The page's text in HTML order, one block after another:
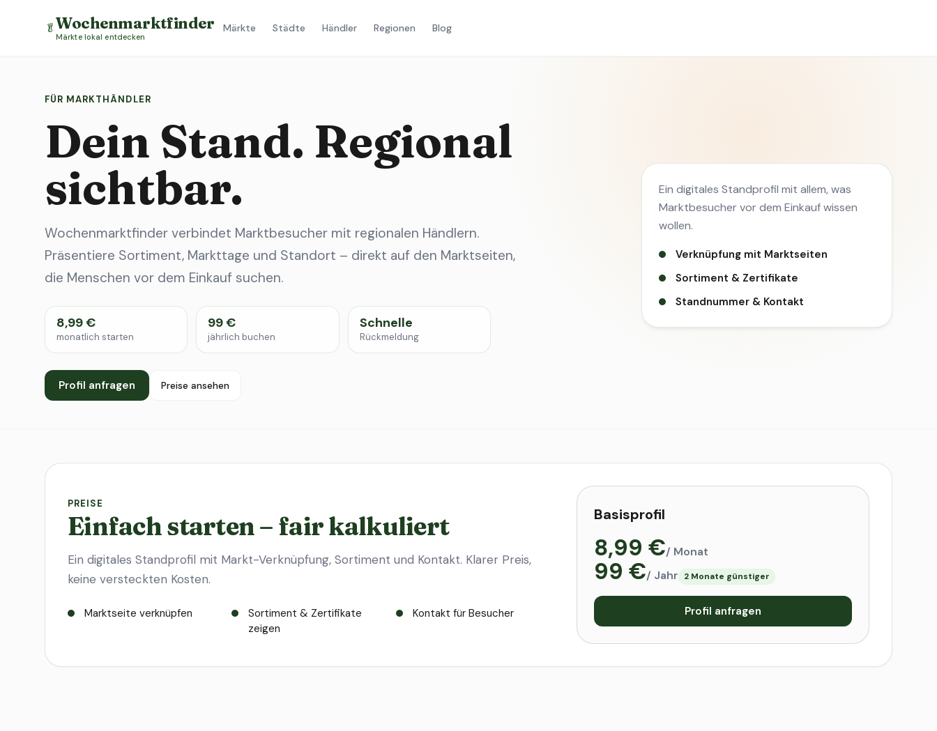
🥬Wochenmarktfinder
Märkte lokal entdecken
Märkte Städte Händler Regionen Blog
FÜR MARKTHÄNDLER
Dein Stand. Regional
sichtbar.
Wochenmarktfinder verbindet Marktbesucher mit regionalen Händlern.
Präsentiere Sortiment, Markttage und Standort – direkt auf den Marktseiten,
die Menschen vor dem Einkauf suchen.
8,99 €
monatlich starten
99 €
jährlich buchen
Schnelle
Rückmeldung
Profil anfragen Preise ansehen
Ein digitales Standprofil mit allem, was
Marktbesucher vor dem Einkauf wissen
wollen.
Verknüpfung mit Marktseiten
Sortiment & Zertifikate
Standnummer & Kontakt
PREISE
Einfach starten – fair kalkuliert
Ein digitales Standprofil mit Markt-Verknüpfung, Sortiment und Kontakt. Klarer Preis,
keine versteckten Kosten.
Marktseite verknüpfen
Sortiment & Zertifikate
zeigen
Kontakt für Besucher
Basisprofil
8,99 €/ Monat
99 €/ Jahr 2 Monate günstiger
Profil anfragen